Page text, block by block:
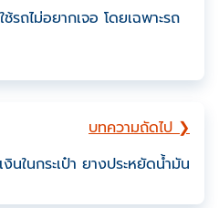
รถไม่อยากเจอ โดยเฉพาะรถ
บทความถัดไป ❯
นในกระเป๋า ยางประหยัดน้ำมัน